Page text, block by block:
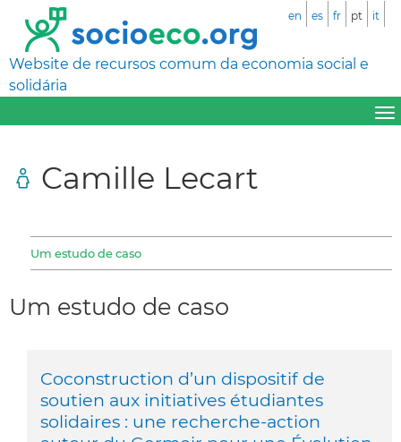
Website de recursos comum da economia social e
solidária
en es fr pt it
Camille Lecart
Um estudo de caso
Um estudo de caso
Coconstruction d’un dispositif de
soutien aux initiatives étudiantes
solidaires : une recherche-­action